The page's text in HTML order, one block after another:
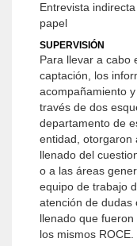
Entrevista
papel
SUPERVISIÓN
Para llevar a cabo
captación, los
acompañamiento
través de dos
departamento de
entidad, otorgaron
llenado del
o a las áreas
equipo de trabajo
atención de dudas
llenado que
los mismos ROCE.